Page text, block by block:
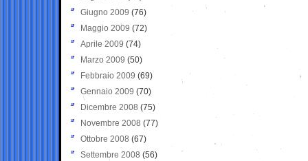
Giugno 2009 (76)
Maggio 2009 (72)
Aprile 2009 (74)
Marzo 2009 (50)
Febbraio 2009 (69)
Gennaio 2009 (70)
Dicembre 2008 (75)
Novembre 2008 (77)
Ottobre 2008 (67)
Settembre 2008 (56)